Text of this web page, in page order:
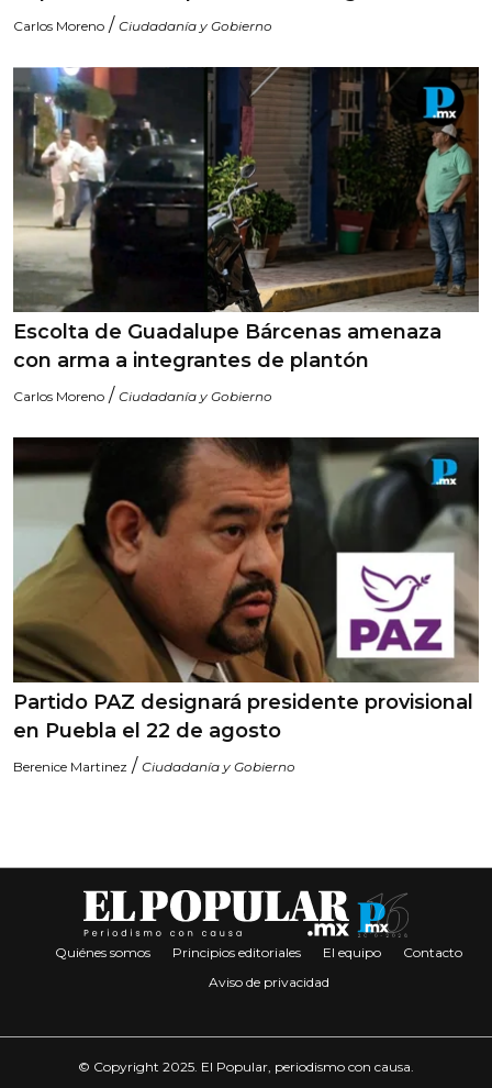
Carlos Moreno / Ciudadanía y Gobierno
Escolta de Guadalupe Bárcenas amenaza
con arma a integrantes de plantón
Carlos Moreno / Ciudadanía y Gobierno
Partido PAZ designará presidente provisional
en Puebla el 22 de agosto
Berenice Martinez / Ciudadanía y Gobierno
Quiénes somos Principios editoriales El equipo
Contacto
Aviso de privacidad
© Copyright 2025. El Popular, periodismo con causa.